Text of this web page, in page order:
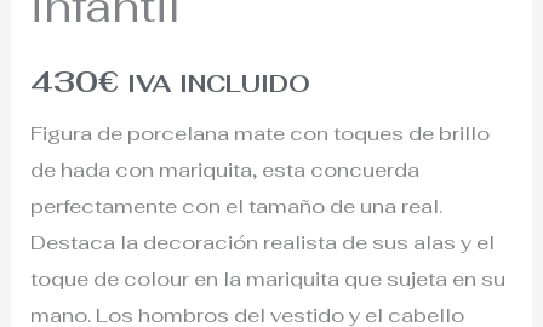
430€ IVA INCLUIDO
Figura de porcelana mate con toques de brillo
de hada con mariquita, esta concuerda
perfectamente con el tamaño de una real.
Destaca la decoración realista de sus alas y el
toque de colour en la mariquita que sujeta en su
mano. Los hombros del vestido y el cabello